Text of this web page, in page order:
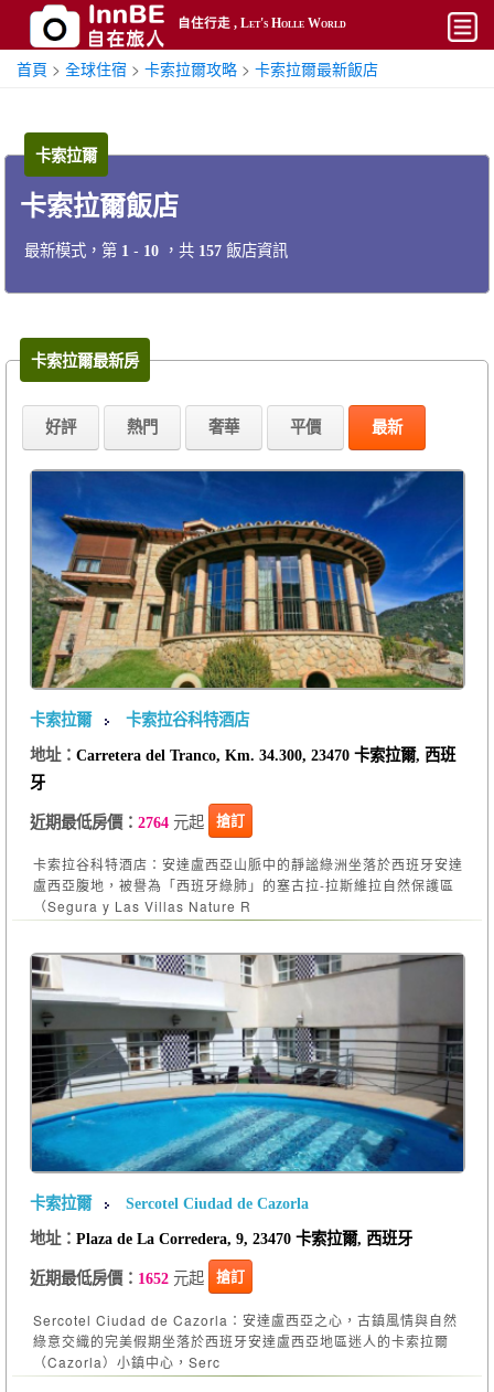
自住行走 , Let's Holle World
開始
熱門
奢華
帳號
首頁 > 全球住宿 > 卡索拉爾攻略 > 卡索拉爾最新飯店
卡索拉爾飯店
最新模式，第 1 - 10 ，共 157 飯店資訊
卡索拉爾
卡索拉爾最新房
好評 熱門 奢華 平價 最新
卡索拉爾
卡索拉谷科特酒店
地址： Carretera del Tranco, Km. 34.300, 23470 卡索拉爾, 西班
牙
近期最低房價： 2764元起 搶訂
卡索拉谷科特酒店：安達盧西亞山脈中的靜謐綠洲坐落於西班牙安達
盧西亞腹地，被譽為「西班牙綠肺」的塞古拉-拉斯維拉自然保護區
（Segura y Las Villas Nature R
卡索拉爾
Sercotel Ciudad de Cazorla
地址： Plaza de La Corredera, 9, 23470 卡索拉爾, 西班牙
近期最低房價： 1652元起 搶訂
Sercotel Ciudad de Cazorla：安達盧西亞之心，古鎮風情與自然
綠意交織的完美假期坐落於西班牙安達盧西亞地區迷人的卡索拉爾
（Cazorla）小鎮中心，Serc